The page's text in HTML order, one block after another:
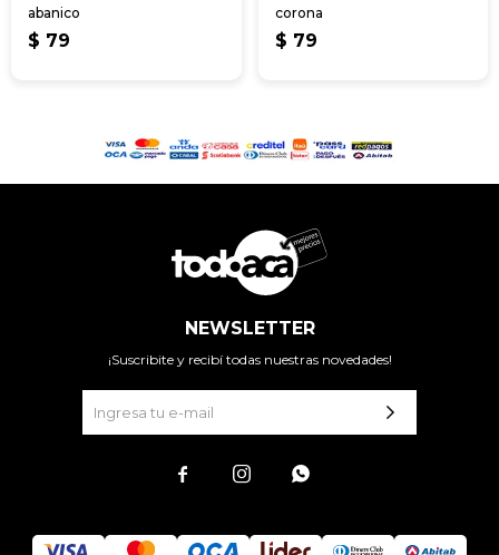
abanico
$ 79
corona
$ 79
NEWSLETTER
¡Suscribite y recibí todas nuestras novedades!
  